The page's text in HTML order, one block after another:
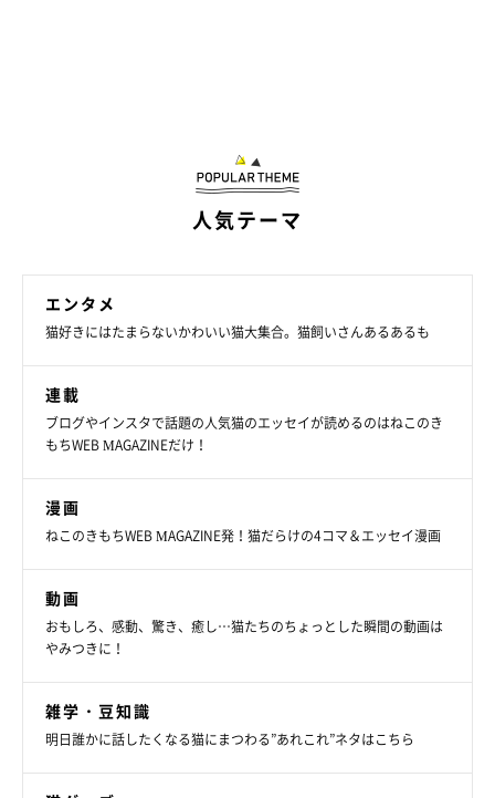
人気テーマ
エンタメ
猫好きにはたまらないかわいい猫大集合。猫飼いさんあるあるも
連載
ブログやインスタで話題の人気猫のエッセイが読めるのはねこのき
もちWEB MAGAZINEだけ！
漫画
ねこのきもちWEB MAGAZINE発！猫だらけの4コマ＆エッセイ漫画
動画
おもしろ、感動、驚き、癒し…猫たちのちょっとした瞬間の動画は
やみつきに！
雑学・豆知識
明日誰かに話したくなる猫にまつわる”あれこれ”ネタはこちら